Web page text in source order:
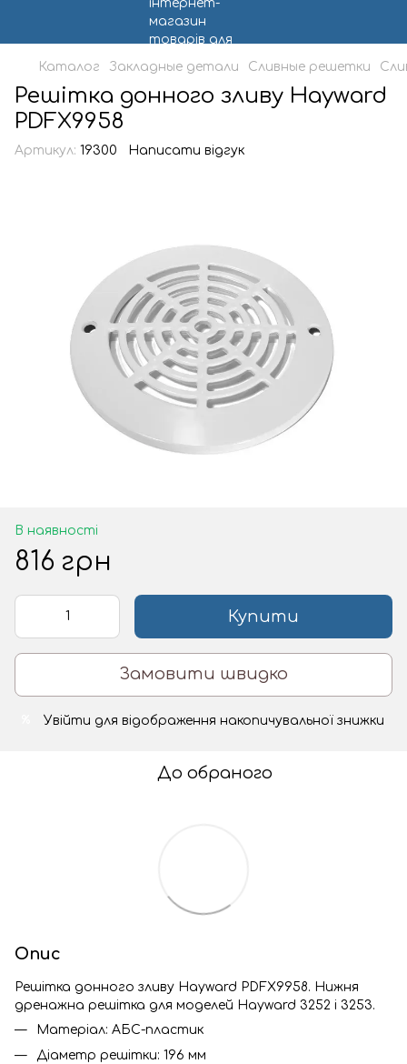
Каталог Закладные детали Сливные решетки
Решітка донного зливу Hayward
PDFX9958
Артикул: 19300 Написати відгук
В наявності
816 грн
Купити
Замовити швидко
Увійти для відображення накопичувальної знижки
До обраного
Опис
Решітка донного зливу Hayward PDFX9958. Нижня
дренажна решітка для моделей Hayward 3252 і 3253.
Матеріал: АБС-пластик
Діаметр решітки: 196 мм